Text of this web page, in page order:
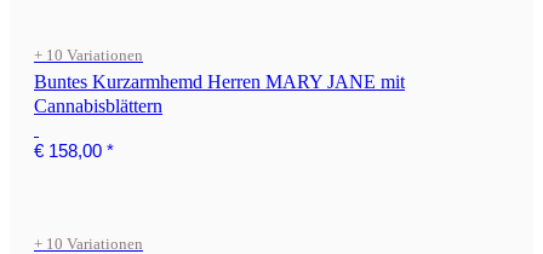
+ 10 Variationen
Buntes Kurzarmhemd Herren MARY JANE mit
Cannabisblättern
€ 158,00 *
+ 10 Variationen